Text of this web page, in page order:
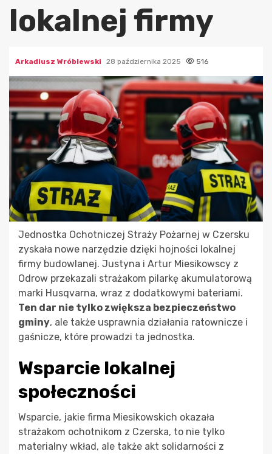
lokalnej firmy
Arkadiusz Wróblewski 28 października 2025 516
Jednostka Ochotniczej Straży Pożarnej w Czersku
zyskała nowe narzędzie dzięki hojności lokalnej
firmy budowlanej. Justyna i Artur Miesikowscy z
Odrow przekazali strażakom pilarkę akumulatorową
marki Husqvarna, wraz z dodatkowymi bateriami.
Ten dar nie tylko zwiększa bezpieczeństwo
gminy, ale także usprawnia działania ratownicze i
gaśnicze, które prowadzi ta jednostka.
Wsparcie lokalnej
społeczności
Wsparcie, jakie firma Miesikowskich okazała
strażakom ochotnikom z Czerska, to nie tylko
materialny wkład, ale także akt solidarności z